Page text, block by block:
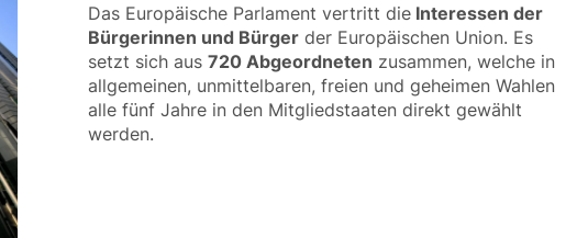
Das Europäische Parlament vertritt die Interessen der
Bürgerinnen und Bürger der Europäischen Union. Es
setzt sich aus720 Abgeordneten zusammen, welche in
allgemeinen, unmittelbaren, freien und geheimen Wahlen
alle fünf Jahre in den Mitgliedstaaten direkt gewählt
werden.